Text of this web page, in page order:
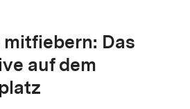
mitfiebern: Das
auf dem